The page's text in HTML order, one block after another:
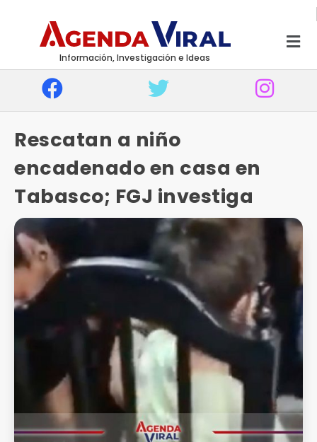
Información, Investigación e Ideas
Rescatan a niño
encadenado en casa en
Tabasco; FGJ investiga